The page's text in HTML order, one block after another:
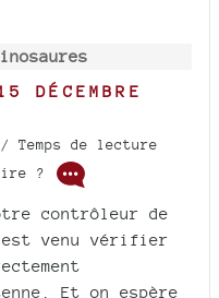
DÉCEMBRE
/ Temps de lecture
?
contrôleur de
venu vérifier
Et on espère